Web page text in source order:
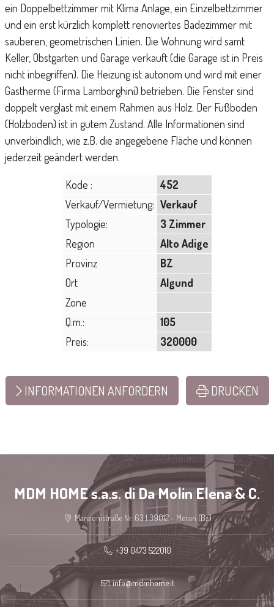
ein Doppelbettzimmer mit Klima Anlage, ein Einzelbettzimmer
und ein erst kürzlich komplett renoviertes Badezimmer mit
sauberen, geometrischen Linien. Die Wohnung wird samt
Keller, Obstgarten und Garage verkauft (die Garage ist in Preis
nicht inbegriffen). Die Heizung ist autonom und wird mit einer
Gastherme (Firma Lamborghini) betrieben. Die Fenster sind
doppelt verglast mit einem Rahmen aus Holz. Der Fußboden
(Holzboden) ist in gutem Zustand. Alle Informationen sind
unverbindlich, wie z.B. die angegebene Fläche und können
jederzeit geändert werden.
Kode :
452
Verkauf/Vermietung: Verkauf
Typologie:
3 Zimmer
Region
Alto Adige
Provinz
BZ
Ort
Algund
Zone
Q.m.:
105
Preis:
320000
INFORMATIONEN ANFORDERN DRUCKEN
MDM HOME s.a.s. di Da Molin Elena & C.
Manzonistraße Nr. 63 | 39012 - Meran (Bz)
+39 0473 522010
info@mdmhome.it